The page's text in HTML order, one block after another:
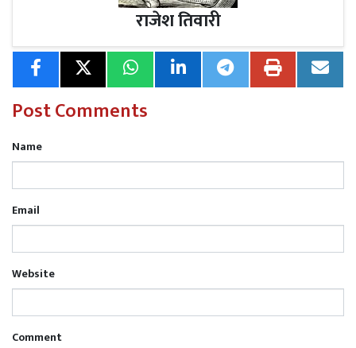
को जीवंत रखने का एक महत्वपूर्ण प्रयास भी है। इस सफल आयोजन
ने ओबरा में नवरात्रि पर्व पर संस्कृति के अद्भुत संगम की प्रस्तुति की।
राजेश तिवारी
Post Comments
Name
Email
Website
Comment